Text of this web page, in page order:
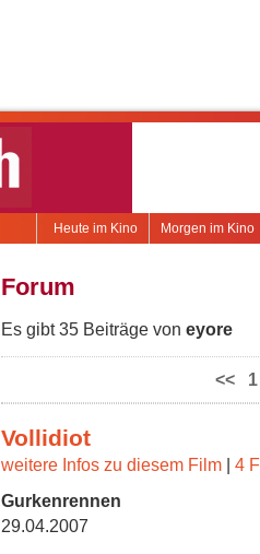
Morgen im Kino
Heute im Kino
Forum
Es gibt 35 Beiträge von eyore
<< 1
Vollidiot
weitere Infos zu diesem Film | 4
Gurkenrennen
29.04.2007